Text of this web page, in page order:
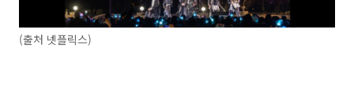
(출처 넷플릭스)